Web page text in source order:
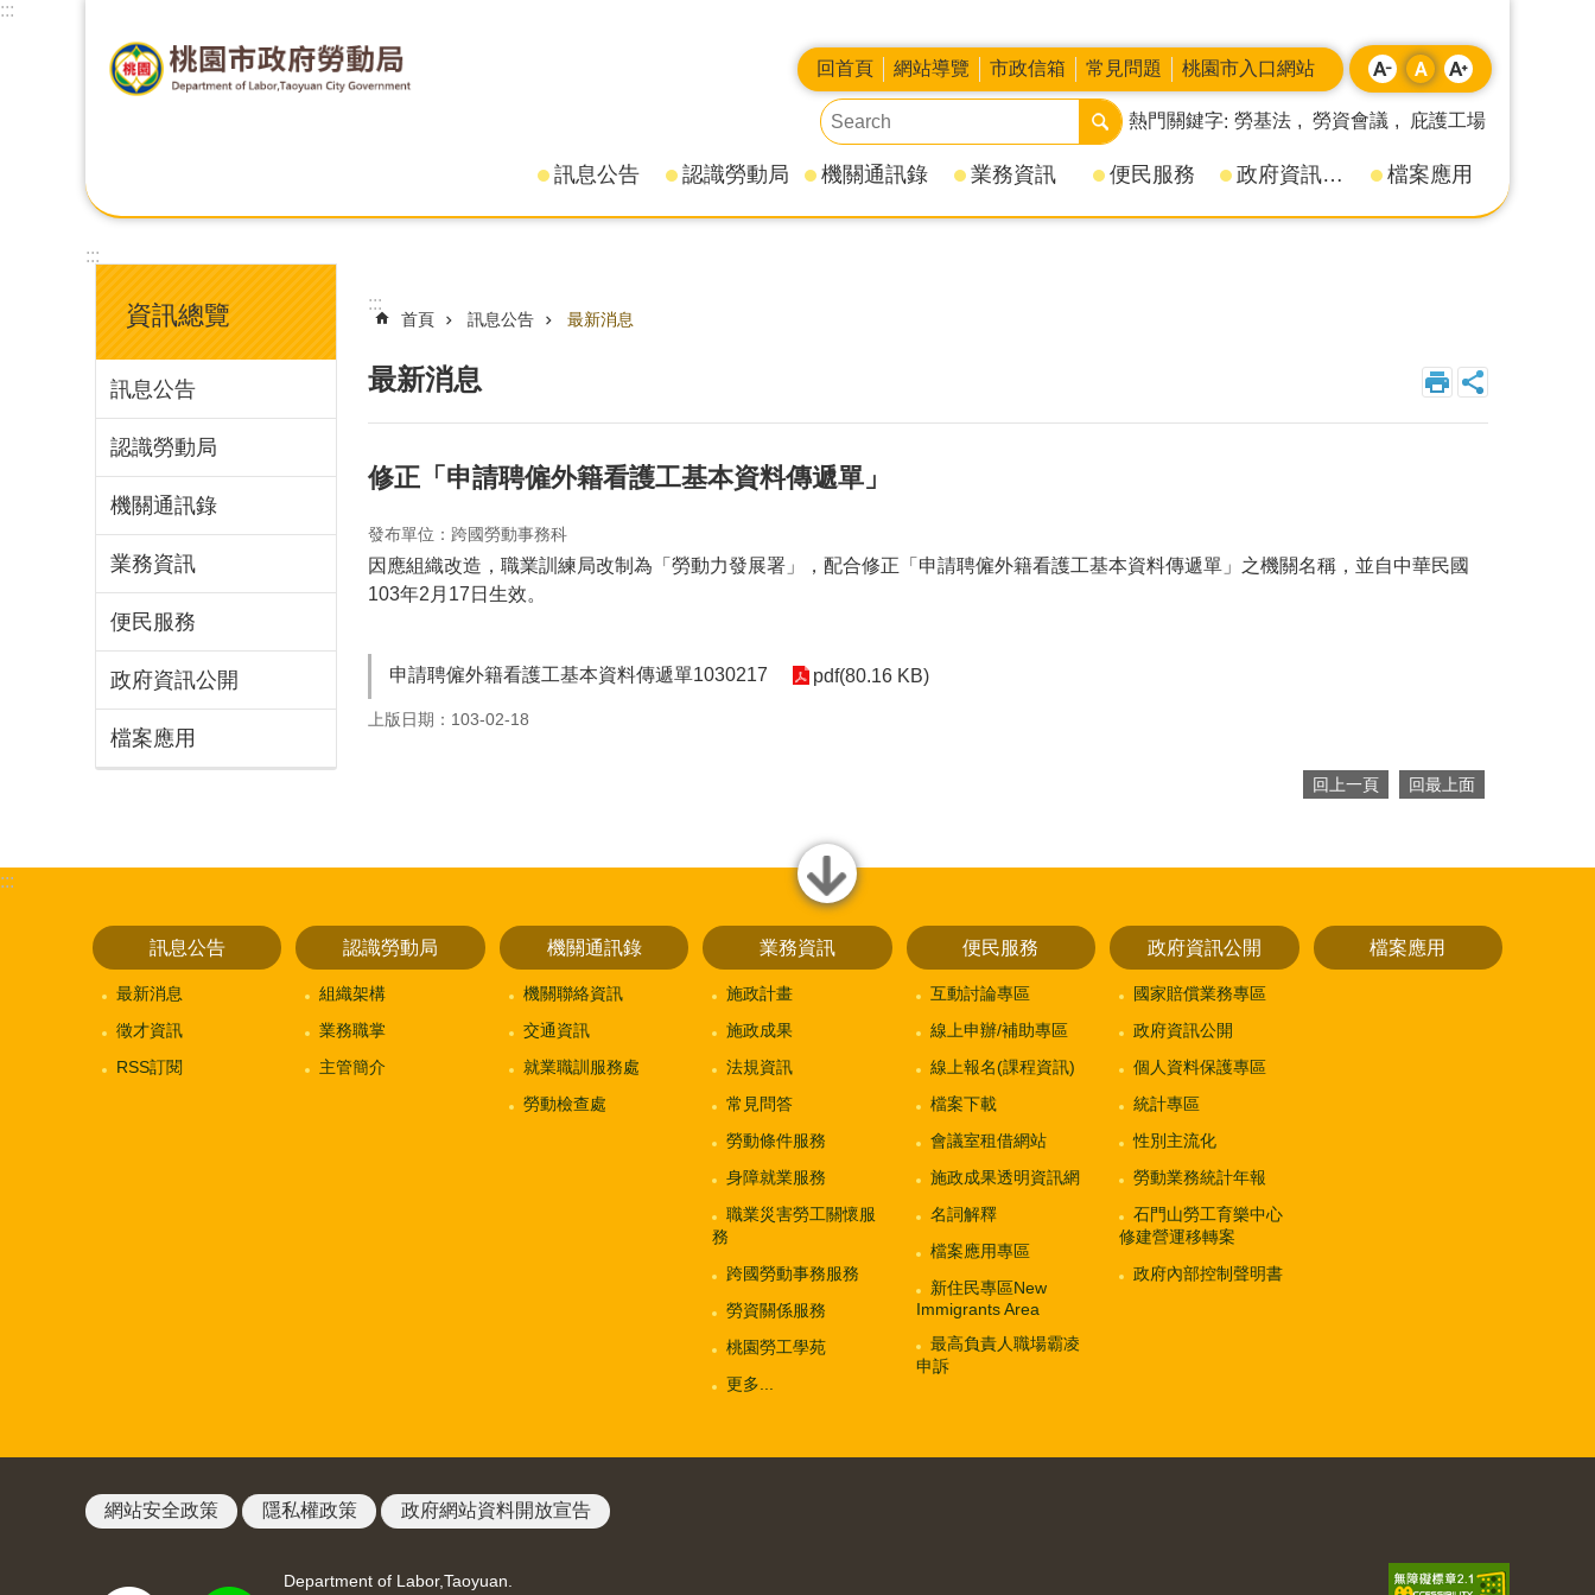
:::
回首頁 網站導覽 市政信箱 常見問題 桃園市入口網站
熱門關鍵字 勞基法 勞資會議 庇護工場
訊息公告 認識勞動局 機關通訊錄 業務資訊 便民服務 政府資訊公開 檔案應用
:::
資訊總覽
訊息公告
認識勞動局
機關通訊錄
業務資訊
便民服務
政府資訊公開
檔案應用
:::
首頁 訊息公告 最新消息
最新消息
修正「申請聘僱外籍看護工基本資料傳遞單」
發布單位：跨國勞動事務科
因應組織改造，職業訓練局改制為「勞動力發展署」，配合修正「申請聘僱外籍看護工基本資料傳遞單」之機關名稱，並自中華民國
103年2月17日生效。
申請聘僱外籍看護工基本資料傳遞單1030217 pdf(80.16 KB)
上版日期：103-02-18
回上一頁 回最上面
close
:::
訊息公告
最新消息
徵才資訊
RSS訂閱
認識勞動局
組織架構
業務職掌
主管簡介
機關通訊錄
機關聯絡資訊
交通資訊
就業職訓服務處
勞動檢查處
業務資訊
施政計畫
施政成果
法規資訊
常見問答
勞動條件服務
身障就業服務
職業災害勞工關懷服
務
跨國勞動事務服務
勞資關係服務
桃園勞工學苑
更多...
便民服務
互動討論專區
線上申辦/補助專區
線上報名(課程資訊)
檔案下載
會議室租借網站
施政成果透明資訊網
名詞解釋
檔案應用專區
新住民專區New
Immigrants Area
最高負責人職場霸凌
申訴
政府資訊公開
國家賠償業務專區
政府資訊公開
個人資料保護專區
統計專區
性別主流化
勞動業務統計年報
石門山勞工育樂中心
修建營運移轉案
政府內部控制聲明書
檔案應用
網站安全政策 隱私權政策 政府網站資料開放宣告
Department of Labor,Taoyuan.